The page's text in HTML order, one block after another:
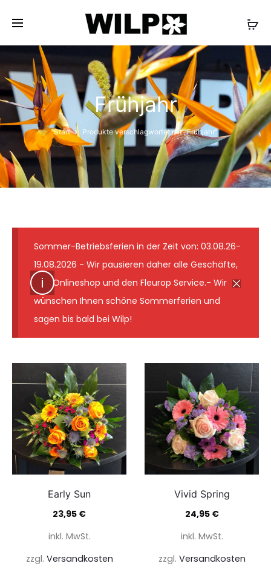
✓ Lieferung wie abgebildet ✓ Floristmeister seit 1931
✓ Günstige Versandkosten ✓ 7-Tage-
Frischegarantie
Frühjahr
Start Produkte verschlagwortet mit „Frühjahr“
Sommer-Betriebsferien in der Zeit von: 03.08.26-
19.08.2026 - Wir pausieren daher alle Geschäfte,
den Onlineshop und den Fleurop Service.- Wir
wünschen Ihnen schöne Sommerferien und
sagen bis bald bei Wilp!
Early Sun
23,95 €
inkl. MwSt.
zzgl. Versandkosten
Vivid Spring
24,95 €
inkl. MwSt.
zzgl. Versandkosten